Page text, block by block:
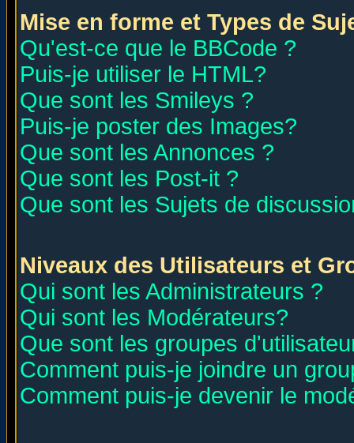
Mise en forme et Types de
Qu'est-ce que le BBCode ?
Puis-je utiliser le HTML?
Que sont les Smileys ?
Puis-je poster des Images?
Que sont les Annonces ?
Que sont les Post-it ?
Que sont les Sujets de
Niveaux des Utilisateurs et
Qui sont les Administrateurs ?
Qui sont les Modérateurs?
Que sont les groupes
Comment puis-je joindre un
Comment puis-je devenir le